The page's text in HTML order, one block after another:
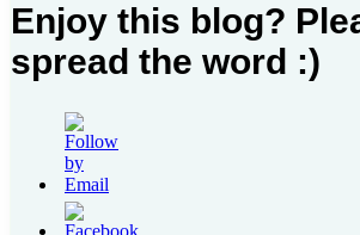
Enjoy this blog?
spread the word :)